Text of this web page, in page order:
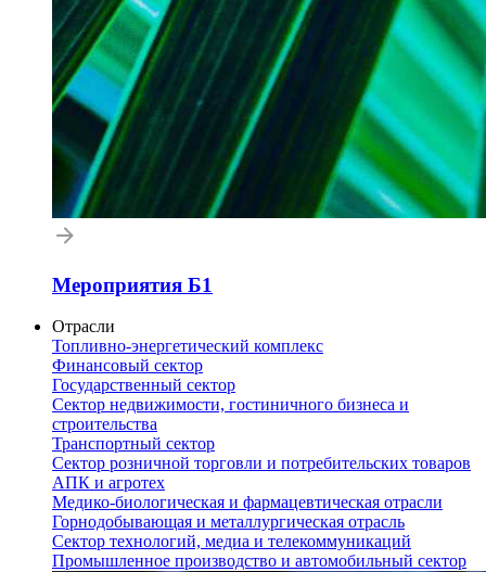
Мероприятия Б1
Отрасли
Топливно-энергетический комплекс
Финансовый сектор
Государственный сектор
Сектор недвижимости, гостиничного бизнеса и
строительства
Транспортный сектор
Сектор розничной торговли и потребительских товаров
АПК и агротех
Медико-биологическая и фармацевтическая отрасли
Горнодобывающая и металлургическая отрасль
Сектор технологий, медиа и телекоммуникаций
Промышленное производство и автомобильный сектор